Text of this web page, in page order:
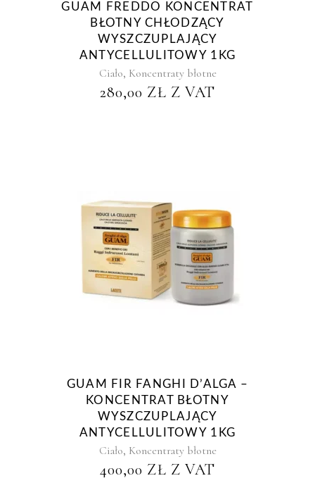
GUAM FREDDO KONCENTRAT
BŁOTNY CHŁODZĄCY
WYSZCZUPLAJĄCY
ANTYCELLULITOWY 1KG
Ciało, Koncentraty błotne
280,00 ZŁ Z VAT
GUAM FIR FANGHI D’ALGA –
KONCENTRAT BŁOTNY
WYSZCZUPLAJĄCY
ANTYCELLULITOWY 1KG
Ciało, Koncentraty błotne
400,00 ZŁ Z VAT